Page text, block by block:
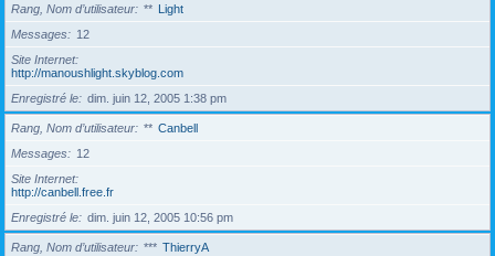
Rang, Nom d’utilisateur ** Light
Messages
12
Site Internet
http://manoushlight.skyblog.com
Enregistré le
dim. juin 12, 2005 1:38 pm
Rang, Nom d’utilisateur ** Canbell
Messages
12
Site Internet
http://canbell.free.fr
Enregistré le
dim. juin 12, 2005 10:56 pm
Rang, Nom d’utilisateur *** ThierryA